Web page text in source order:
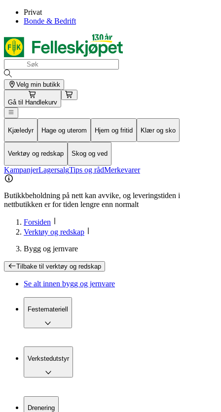
Privat
Bonde & Bedrift
Velg min butikk
Gå til Handlekurv
Kjæledyr Hage og uterom Hjem og fritid Klær og sko
Verktøy og redskap Skog og ved
KampanjerLagersalgTips og rådMerkevarer
Butikkbeholdning på nett kan avvike, og leveringstiden i
nettbutikken er for tiden lengre enn normalt
Forsiden
Verktøy og redskap
Bygg og jernvare
Tilbake til verktøy og redskap
Se alt innen bygg og jernvare
Festemateriell
Verkstedutstyr
Drenering